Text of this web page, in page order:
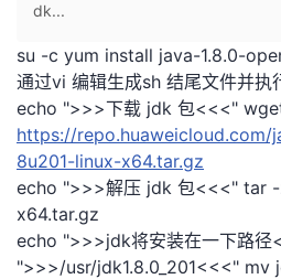
主
页
的
开
发
者
dk...
su -c yum install java-1.8.0-
通过vi 编辑生成sh 结尾文件并执
echo ">>>下载 jdk 包<<<"
https://
8u201-linux-x64.tar.gz
echo ">>>解压 jdk 包<<<" tar
x64.tar.gz
echo ">>>jdk将安装在一下路径
">>>/usr/jdk1.8.0_201<<<" mv